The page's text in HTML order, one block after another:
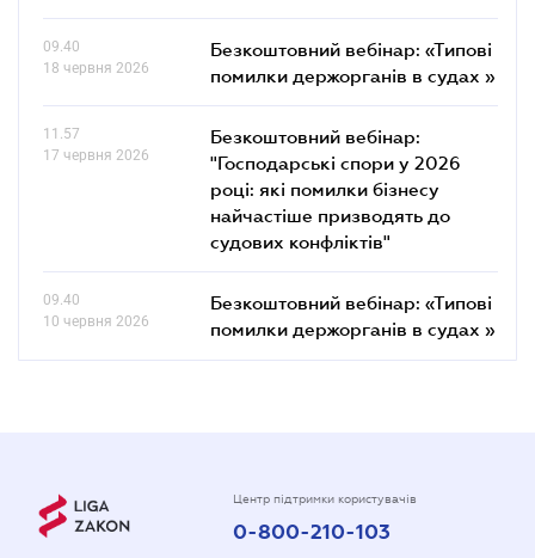
09.40
18 червня 2026
Безкоштовний вебінар: «Типові
помилки держорганів в судах »
11.57
17 червня 2026
Безкоштовний вебінар:
"Господарські спори у 2026
році: які помилки бізнесу
найчастіше призводять до
судових конфліктів"
09.40
10 червня 2026
Безкоштовний вебінар: «Типові
помилки держорганів в судах »
Центр підтримки користувачів
0-800-210-103